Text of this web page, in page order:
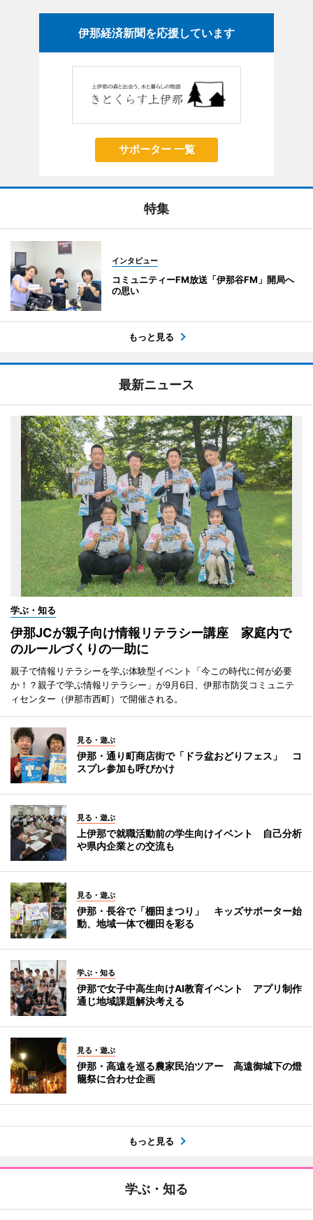
伊那経済新聞を応援しています
サポーター 一覧
特集
インタビュー
コミュニティーFM放送「伊那谷FM」開局へ
の思い
もっと見る
最新ニュース
学ぶ・知る
伊那JCが親子向け情報リテラシー講座 家庭内で
のルールづくりの一助に
親子で情報リテラシーを学ぶ体験型イベント「今この時代に何が必要
か！？親子で学ぶ情報リテラシー」が9月6日、伊那市防災コミュニテ
ィセンター（伊那市西町）で開催される。
見る・遊ぶ
伊那・通り町商店街で「ドラ盆おどりフェス」 コ
スプレ参加も呼びかけ
見る・遊ぶ
上伊那で就職活動前の学生向けイベント 自己分析
や県内企業との交流も
見る・遊ぶ
伊那・長谷で「棚田まつり」 キッズサポーター始
動、地域一体で棚田を彩る
学ぶ・知る
伊那で女子中高生向けAI教育イベント アプリ制作
通じ地域課題解決考える
見る・遊ぶ
伊那・高遠を巡る農家民泊ツアー 高遠御城下の燈
籠祭に合わせ企画
もっと見る
学ぶ・知る